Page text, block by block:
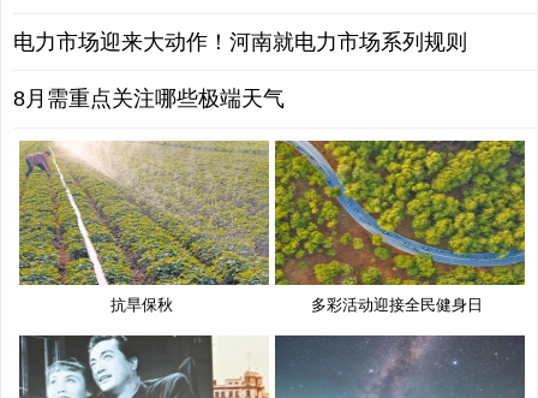
电力市场迎来大动作！河南就电力市场系列规则
8月需重点关注哪些极端天气
抗旱保秋 多彩活动迎接全民健身日